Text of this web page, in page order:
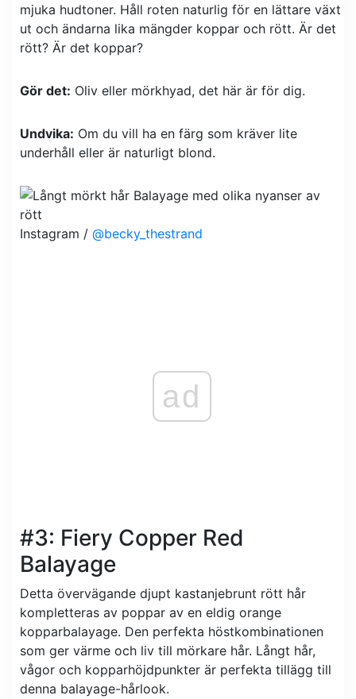
mjuka hudtoner. Håll roten naturlig för en lättare växt
ut och ändarna lika mängder koppar och rött. Är det
rött? Är det koppar?
Gör det: Oliv eller mörkhyad, det här är för dig.
Undvika: Om du vill ha en färg som kräver lite
underhåll eller är naturligt blond.
Instagram / @becky_thestrand
ad
#3: Fiery Copper Red
Balayage
Detta övervägande djupt kastanjebrunt rött hår
kompletteras av poppar av en eldig orange
kopparbalayage. Den perfekta höstkombinationen
som ger värme och liv till mörkare hår. Långt hår,
vågor och kopparhöjdpunkter är perfekta tillägg till
denna balayage-hårlook.